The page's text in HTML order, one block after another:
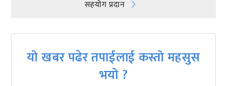
navigation
सहयाेग प्रदान
यो खबर पढेर तपाईलाई कस्तो महसुस
भयो ?